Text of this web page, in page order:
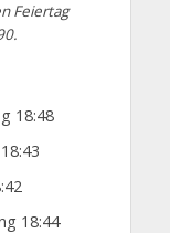
Feiertag
18:48
18:44